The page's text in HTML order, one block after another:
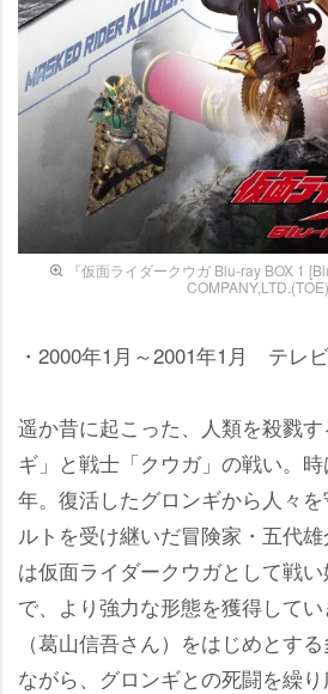
『仮面ライダークウガ Blu‐ray BOX 1
・2000年1月～2001年1月 テレ
遥か昔に起こった、人類を殺戮
ギ」と戦士「クウガ」の戦い。
年。復活したグロンギから人々
ルトを受け継いだ冒険家・五代雄
は仮面ライダークウガとして戦
で、より強力な形態を獲得して
（葛山信吾さん）をはじめとす
ながら、グロンギとの死闘を繰り